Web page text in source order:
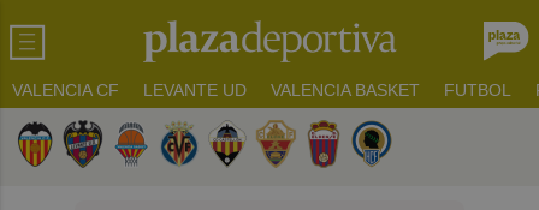
VALENCIA CF LEVANTE UD VALENCIA BASKET FUTBOL